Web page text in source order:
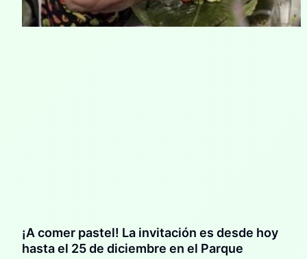
¡A comer pastel! La invitación es desde hoy
hasta el 25 de diciembre en el Parque